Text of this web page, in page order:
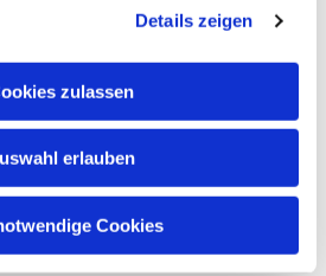
Details zeigen
zulassen
erlauben
Cookies